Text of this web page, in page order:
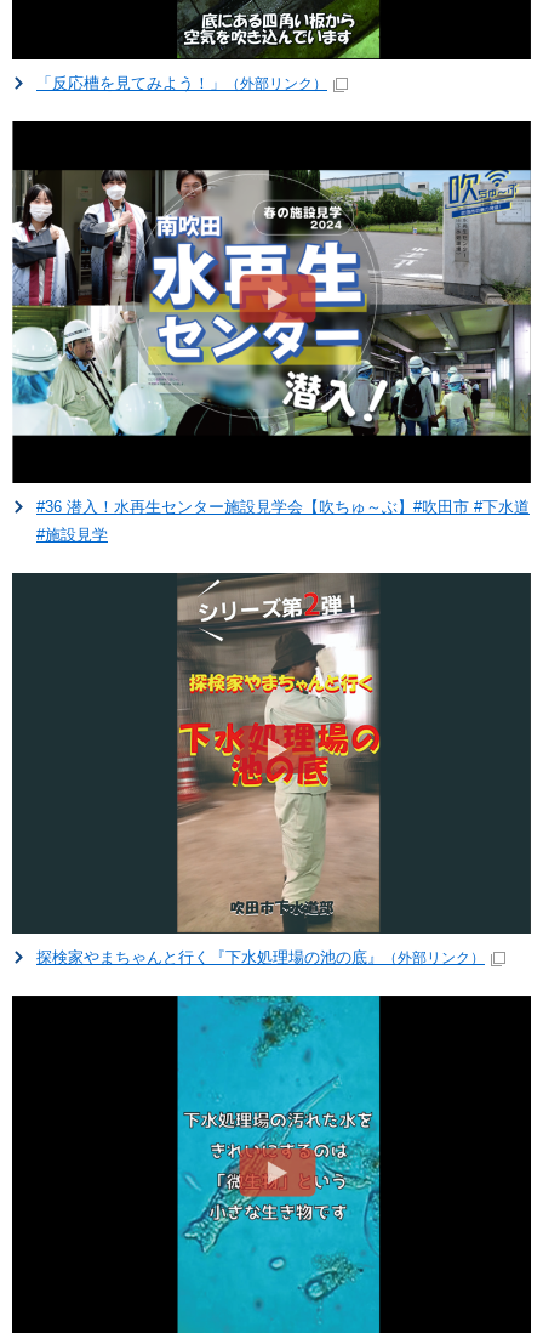
「反応槽を見てみよう！」 （外部リンク）
#36 潜入！水再生センター施設見学会【吹ちゅ～ぶ】#吹田市 #下水道
#施設見学
探検家やまちゃんと行く『下水処理場の池の底』 （外部リンク）